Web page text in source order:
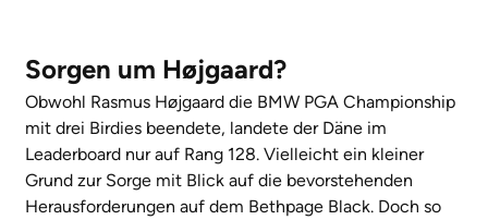
Sorgen um Højgaard?
Obwohl Rasmus Højgaard die BMW PGA Championship
mit drei Birdies beendete, landete der Däne im
Leaderboard nur auf Rang 128. Vielleicht ein kleiner
Grund zur Sorge mit Blick auf die bevorstehenden
Herausforderungen auf dem Bethpage Black. Doch so